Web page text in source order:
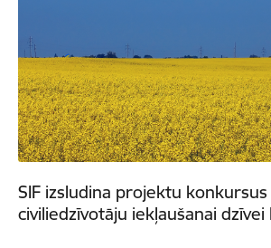
SIF izsludina projektu
civiliedzīvotāju iekļaušanai dzīvei